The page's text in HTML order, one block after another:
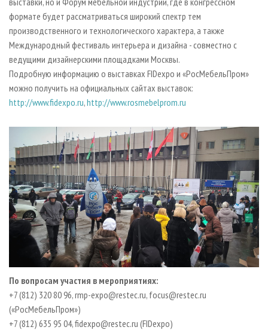
формате будет рассматриваться широкий спектр тем
производственного и технологического характера, а также
Международный фестиваль интерьера и дизайна - совместно с
ведущими дизайнерскими площадками Москвы.
Подробную информацию о выставках FIDexpo и «РосМебельПром»
можно получить на официальных сайтах выставок:
http://www.fidexpo.ru,http://www.rosmebelprom.ru
По вопросам участия в мероприятиях:
+7 (812) 320 80 96, rmp-expo@restec.ru, focus@restec.ru
(«РосМебельПром»)
+7 (812) 635 95 04, fidexpo@restec.ru (FIDexpo)